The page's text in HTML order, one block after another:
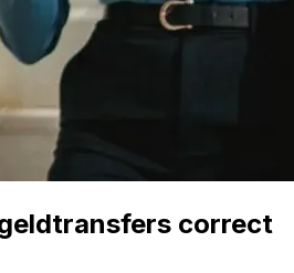
correct